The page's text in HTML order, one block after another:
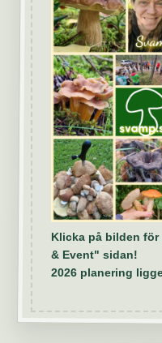
Klicka på bilden
& Event" sidan!
2026 planering